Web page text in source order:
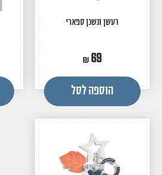
רעשן ונשכן ספארי
69
הוספה לסל